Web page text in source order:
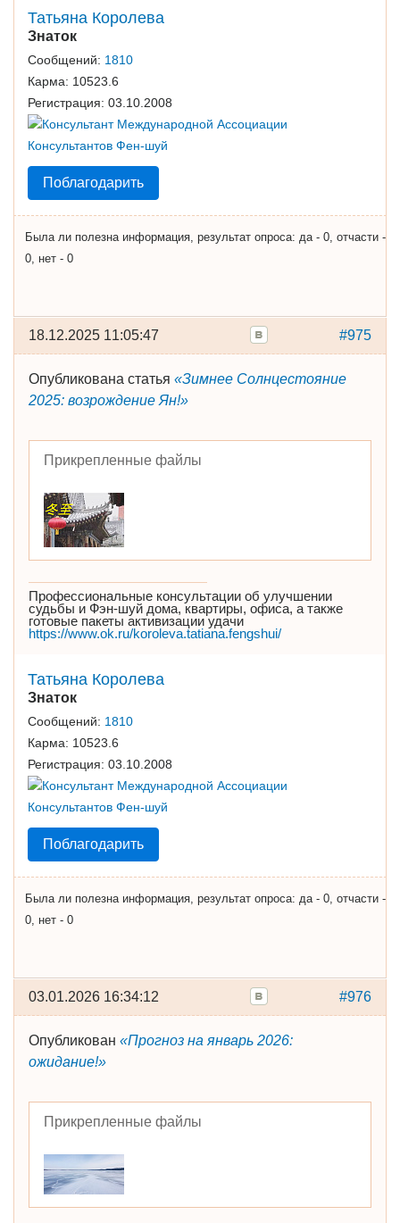
Татьяна Королева
Знаток
Сообщений: 1810
Карма: 10523.6
Регистрация: 03.10.2008
Поблагодарить
Была ли полезна информация, результат опроса: да - 0, отчасти -
0, нет - 0
#975
18.12.2025 11:05:47
Опубликована статья «Зимнее Солнцестояние
2025: возрождение Ян!»
Прикрепленные файлы
Профессиональные консультации об улучшении
судьбы и Фэн-шуй дома, квартиры, офиса, а также
готовые пакеты активизации удачи
https://www.ok.ru/koroleva.tatiana.fengshui/
Татьяна Королева
Знаток
Сообщений: 1810
Карма: 10523.6
Регистрация: 03.10.2008
Поблагодарить
Была ли полезна информация, результат опроса: да - 0, отчасти -
0, нет - 0
#976
03.01.2026 16:34:12
Опубликован «Прогноз на январь 2026:
ожидание!»
Прикрепленные файлы